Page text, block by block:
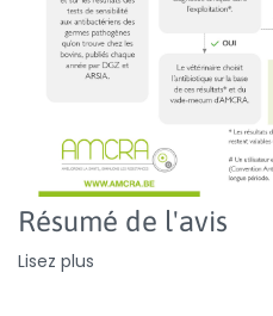
Résumé de l'avis
Lisez plus